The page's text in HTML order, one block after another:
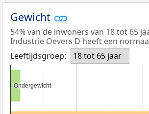
Gewicht
54% van de inwoners van 18 tot 65
Industrie Oevers D heeft een
Leeftijdsgroep:
18 tot 65 jaar
Ondergewicht
Ondergewicht